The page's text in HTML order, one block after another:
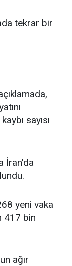
tekrar bir
sayısı
İran'da
yeni vaka
417 bin
ağır